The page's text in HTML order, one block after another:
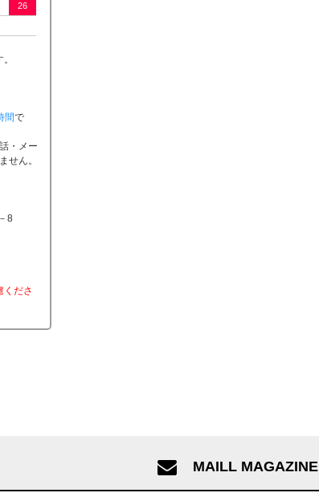
26
間で
・メー
せん。
8
ださ
MAILL MAGAZINE